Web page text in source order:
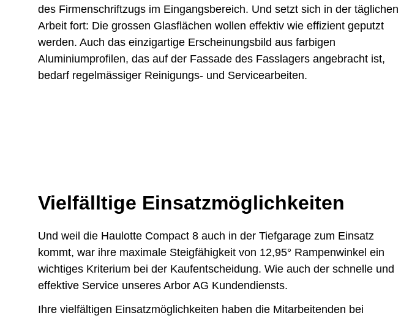
des Firmenschriftzugs im Eingangsbereich. Und setzt sich in der täglichen
Arbeit fort: Die grossen Glasflächen wollen effektiv wie effizient geputzt
werden. Auch das einzigartige Erscheinungsbild aus farbigen
Aluminiumprofilen, das auf der Fassade des Fasslagers angebracht ist,
bedarf regelmässiger Reinigungs- und Servicearbeiten.
Vielfälltige Einsatzmöglichkeiten
Und weil die Haulotte Compact 8 auch in der Tiefgarage zum Einsatz
kommt, war ihre maximale Steigfähigkeit von 12,95° Rampenwinkel ein
wichtiges Kriterium bei der Kaufentscheidung. Wie auch der schnelle und
effektive Service unseres Arbor AG Kundendiensts.
Ihre vielfältigen Einsatzmöglichkeiten haben die Mitarbeitenden bei